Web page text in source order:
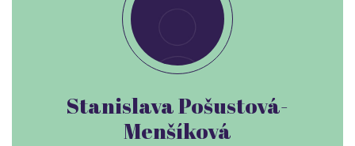
Stanislava Pošustová-
Menšíková